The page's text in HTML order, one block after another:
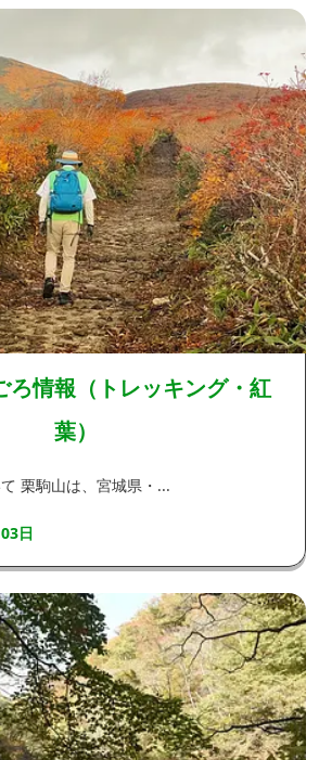
ろ情報（トレッキング・紅
葉）
栗駒山は、宮城県・...
日